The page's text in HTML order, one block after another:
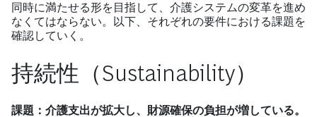
同時に満たせる形を目指して、介護システムの変革を進め
なくてはならない。以下、それぞれの要件における課題を
確認していく。
持続性（Sustainability）
課題：介護支出が拡大し、財源確保の負担が増している。